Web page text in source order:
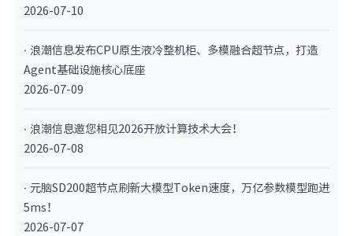
2026-07-10
· 浪潮信息发布CPU原生液冷整机柜、多模融合超节点，打造
Agent基础设施核心底座
2026-07-09
· 浪潮信息邀您相见2026开放计算技术大会！
2026-07-08
· 元脑SD200超节点刷新大模型Token速度，万亿参数模型跑进
5ms！
2026-07-07